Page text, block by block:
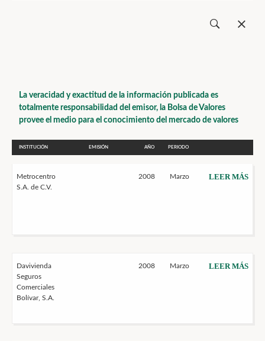
La veracidad y exactitud de la información publicada es
totalmente responsabilidad del emisor, la Bolsa de Valores
provee el medio para el conocimiento del mercado de valores
INSTITUCIÓN EMISIÓN AÑO PERIODO
Metrocentro
S.A. de C.V.
2008 Marzo LEER MÁS
Davivienda
Seguros
Comerciales
Bolívar, S.A.
2008 Marzo LEER MÁS